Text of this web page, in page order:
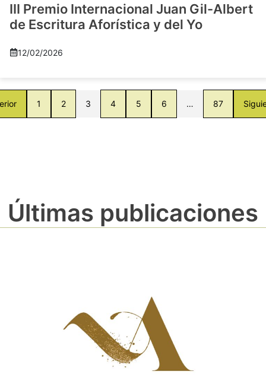
III Premio Internacional Juan Gil-Albert
de Escritura Aforística y del Yo
12/02/2026
1 2 3 4 5 6 … 87
Últimas publicaciones